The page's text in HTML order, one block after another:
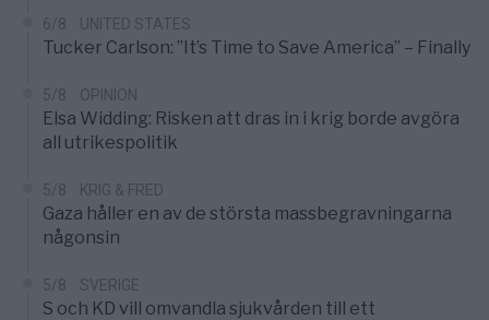
6/8 UNITED STATES
Tucker Carlson: ”It’s Time to Save America” – Finally
5/8 OPINION
Elsa Widding: Risken att dras in i krig borde avgöra
all utrikespolitik
5/8 KRIG & FRED
Gaza håller en av de största massbegravningarna
någonsin
5/8 SVERIGE
S och KD vill omvandla sjukvården till ett